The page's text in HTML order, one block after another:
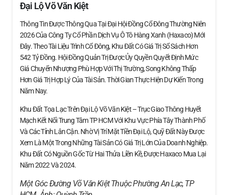
Đại Lộ Võ Văn Kiệt
Thông Tin Được Thông Qua Tại Đại Hội Đồng Cổ Đông Thường Niên
2026 Của Công Ty Cổ Phần Dịch Vụ Ô Tô Hàng Xanh (Haxaco) Mới
Đây. Theo Tài Liệu Trình Cổ Đông, Khu Đất Có Giá Trị Sổ Sách Hơn
542 Tỷ Đồng. Hội Đồng Quản Trị Được Ủy Quyền Quyết Định Mức
Giá Chuyển Nhượng Phù Hợp Với Thị Trường, Song Không Thấp
Hơn Giá Trị Hợp Lý Của Tài Sản. Thời Gian Thực Hiện Dự Kiến Trong
Năm Nay.
Khu Đất Tọa Lạc Trên Đại Lộ Võ Văn Kiệt – Trục Giao Thông Huyết
Mạch Kết Nối Trung Tâm TP HCM Với Khu Vực Phía Tây Thành Phố
Và Các Tỉnh Lân Cận. Nhờ Vị Trí Mặt Tiền Đại Lộ, Quỹ Đất Này Được
Xem Là Một Trong Những Tài Sản Có Giá Trị Lớn Của Doanh Nghiệp.
Khu Đất Có Nguồn Gốc Từ Hai Thửa Liền Kề, Được Haxaco Mua Lại
Năm 2022 Và 2024.
Một Góc Đường Võ Văn Kiệt Thuộc Phường An Lạc, TP